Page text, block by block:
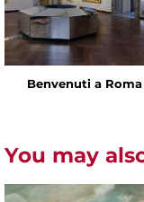
Benvenuti a Roma
You may